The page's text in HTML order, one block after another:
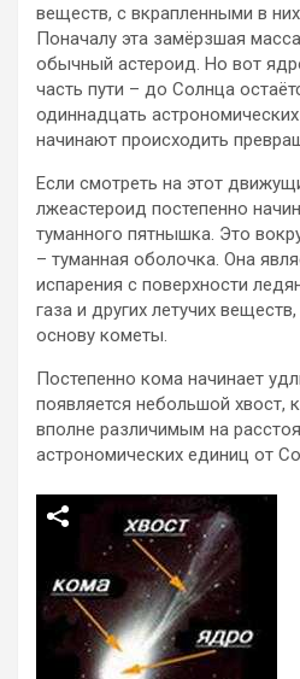
веществ, с вкрапленными в
Поначалу эта замёрзшая
обычный астероид. Но вот
часть пути – до Солнца
одиннадцать
начинают происходить
Если смотреть на этот
лжеастероид постепенно
туманного пятнышка. Это
– туманная оболочка. Она
испарения с поверхности
газа и других летучих
основу кометы.
Постепенно кома начинает
появляется небольшой хвост,
вполне различимым на
астрономических единиц от